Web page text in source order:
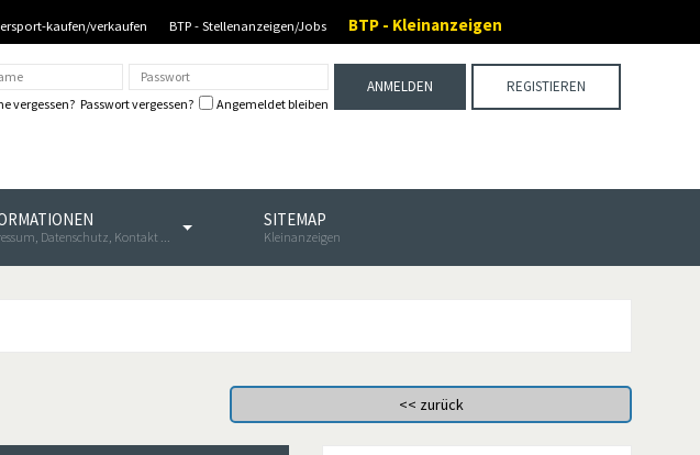
kaufen/verkaufen BTP - Stellenanzeigen/Jobs BTP - Kleinanzeigen
REGISTIEREN
vergessen? Passwort vergessen? Angemeldet bleiben
ANMELDEN
Datenschutz, Kontakt ...
SITEMAP
Kleinanzeigen